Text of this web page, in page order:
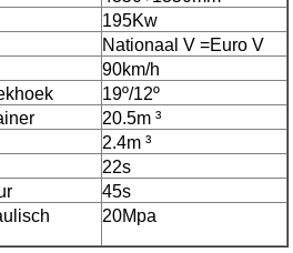
195Kw
Nationaal V =Euro V
90km/h
19º/12º
20.5m ³
2.4m ³
22s
45s
20Mpa